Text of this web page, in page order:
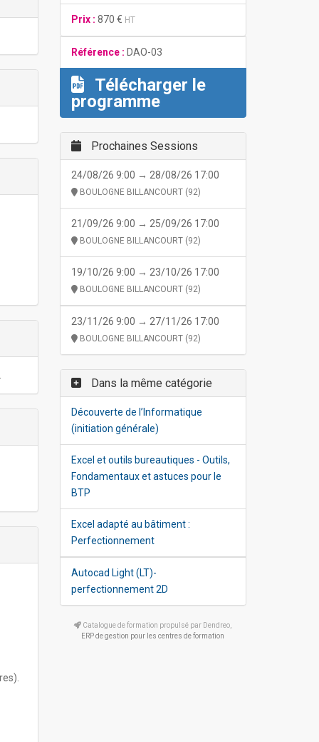
Prix : 870 € HT
Référence : DAO-03
Télécharger le
programme
Prochaines Sessions
24/08/26 9:00 → 28/08/26 17:00
BOULOGNE BILLANCOURT (92)
21/09/26 9:00 → 25/09/26 17:00
BOULOGNE BILLANCOURT (92)
19/10/26 9:00 → 23/10/26 17:00
BOULOGNE BILLANCOURT (92)
23/11/26 9:00 → 27/11/26 17:00
BOULOGNE BILLANCOURT (92)
Dans la même catégorie
Découverte de l’Informatique
(initiation générale)
Excel et outils bureautiques - Outils,
Fondamentaux et astuces pour le
BTP
Excel adapté au bâtiment :
Perfectionnement
Autocad Light (LT)-
perfectionnement 2D
Catalogue de formation propulsé par Dendreo,
ERP de gestion pour les centres de formation